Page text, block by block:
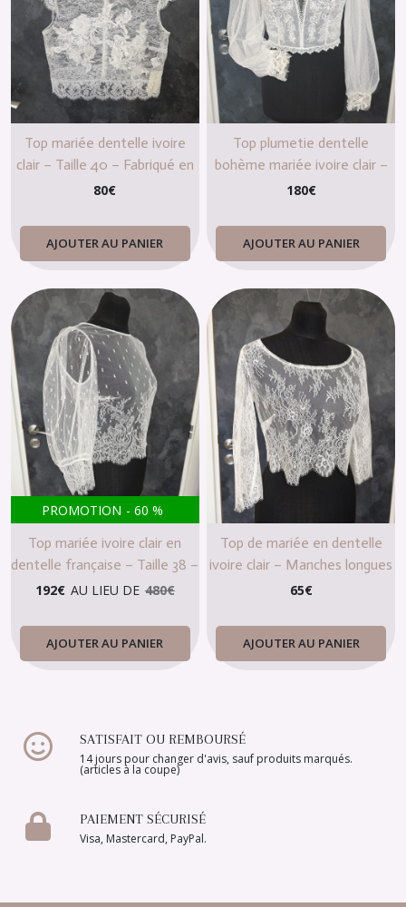
Top mariée dentelle ivoire
clair – Taille 40 – Fabriqué en
France – Lambert Créations
80€
AJOUTER AU PANIER
Top plumetie dentelle
bohème mariée ivoire clair –
Manches bouffantes en tulle
180€
AJOUTER AU PANIER
PROMOTION - 60 %
Top mariée ivoire clair en
dentelle française – Taille 38 –
Fabriqué en France
192€ AU LIEU DE 480€
AJOUTER AU PANIER
Top de mariée en dentelle
ivoire clair – Manches longues
– Col rond – Taille XXL
65€
AJOUTER AU PANIER
SATISFAIT OU REMBOURSÉ
14 jours pour changer d'avis, sauf produits marqués.
(articles à la coupe)
PAIEMENT SÉCURISÉ
Visa, Mastercard, PayPal.